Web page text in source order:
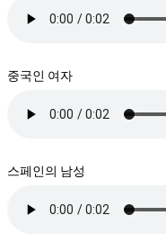
중국인 여자
스페인의 남성